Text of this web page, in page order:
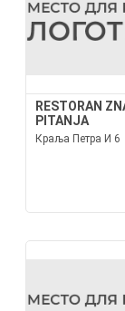
RESTORAN
PITANJA
Краља Петра И 6